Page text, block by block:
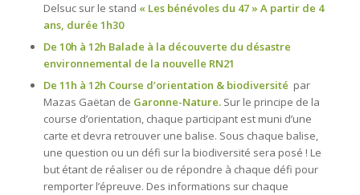
Delsuc sur le stand « Les bénévoles du 47 » A partir de 4
ans, durée 1h30
De 10h à 12h Balade à la découverte du désastre
environnemental de la nouvelle RN21
De 11h à 12h Course d’orientation & biodiversité par
Mazas Gaëtan de Garonne-Nature.Sur le principe de la
course d’orientation, chaque participant est muni d’une
carte et devra retrouver une balise. Sous chaque balise,
une question ou un défi sur la biodiversité sera posé ! Le
but étant de réaliser ou de répondre à chaque défi pour
remporter l’épreuve. Des informations sur chaque